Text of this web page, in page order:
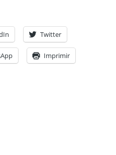
Twitter
Imprimir